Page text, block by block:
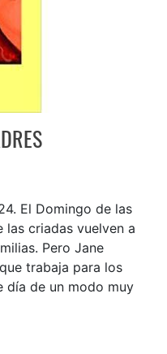
El Domingo de las
las criadas vuelven a
Pero Jane
trabaja para los
día de un modo muy